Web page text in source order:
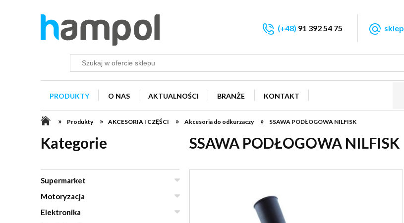
(+48) 91 392 54 75 sklep
PRODUKTY O NAS AKTUALNOŚCI BRANŻE KONTAKT
» Produkty » AKCESORIA I CZĘŚCI » Akcesoria do odkurzaczy » SSAWA PODŁOGOWA NILFISK
Kategorie
Supermarket
Motoryzacja
Elektronika
SSAWA PODŁOGOWA NILFISK